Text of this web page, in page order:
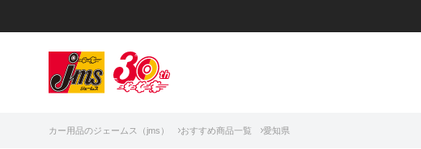
カー用品のジェームス（jms） おすすめ商品一覧 愛知県